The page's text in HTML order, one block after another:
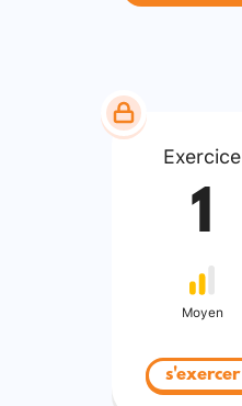
Exercice
1
Moyen
s'exercer